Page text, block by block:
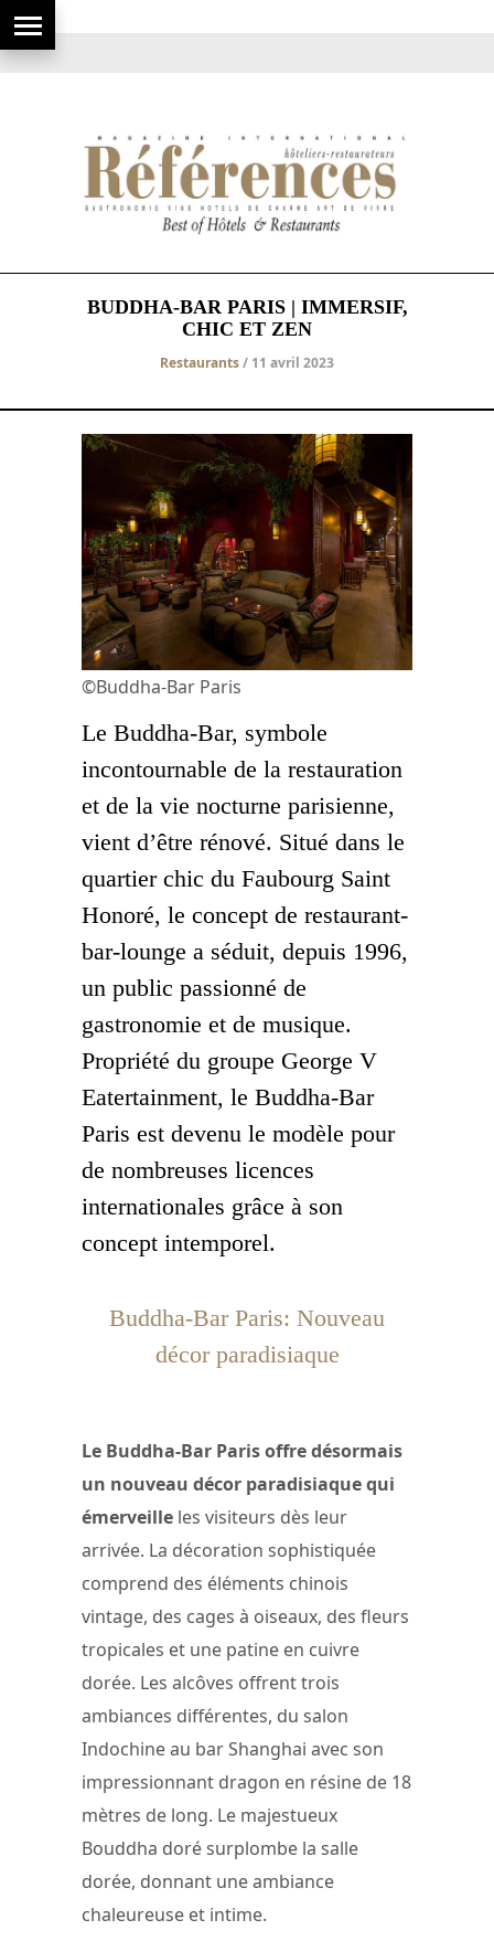
BUDDHA-BAR PARIS | IMMERSIF,
CHIC ET ZEN
Restaurants/ 11 avril 2023
©Buddha-Bar Paris
Le Buddha-Bar, symbole
incontournable de la restauration
et de la vie nocturne parisienne,
vient d’être rénové. Situé dans le
quartier chic du Faubourg Saint
Honoré, le concept de restaurant-
bar-lounge a séduit, depuis 1996,
un public passionné de
gastronomie et de musique.
Propriété du groupe George V
Eatertainment, le Buddha-Bar
Paris est devenu le modèle pour
de nombreuses licences
internationales grâce à son
concept intemporel.
Buddha-Bar Paris: Nouveau
décor paradisiaque
Le Buddha-Bar Paris offre désormais
un nouveau décor paradisiaque qui
émerveille les visiteurs dès leur
arrivée. La décoration sophistiquée
comprend des éléments chinois
vintage, des cages à oiseaux, des fleurs
tropicales et une patine en cuivre
dorée. Les alcôves offrent trois
ambiances différentes, du salon
Indochine au bar Shanghai avec son
impressionnant dragon en résine de 18
mètres de long. Le majestueux
Bouddha doré surplombe la salle
dorée, donnant une ambiance
chaleureuse et intime.